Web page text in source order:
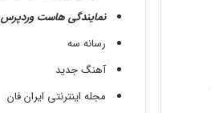
نمایندگی هاست وردپرس
رسانه سه
آهنگ جدید
مجله اینترنتی ایران فان